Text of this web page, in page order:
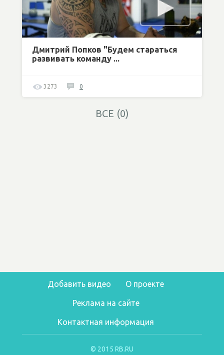
Дмитрий Попков "Будем стараться
развивать команду ...
3273 0
ВСЕ (0)
Добавить видео О проекте
Реклама на сайте
Контактная информация
© 2015 RB.RU